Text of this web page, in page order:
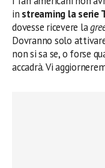
in streaming la serie
dovesse ricevere la
Dovranno solo
non si sa se, o forse
accadrà. Vi